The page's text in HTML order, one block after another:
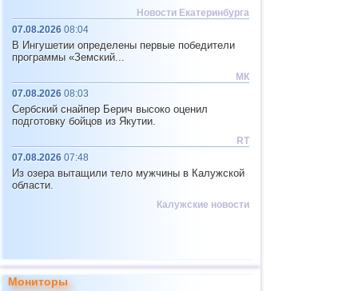
2,6...4,5 17
13
14 Гондурас
15 Китай
16 Гватемала 3,6...4,3
1
18 Чили
19
4,2 1
23 Коста-Рика
Новости Екатеринбурга
07.08.2026 08:04
В Ингушетии определены первые победители
программы «Земский...
МК
07.08.2026 08:03
Сербский снайпер Берич высоко оценил
подготовку бойцов из Якутии.
RT
07.08.2026 07:48
Из озера вытащили тело мужчины в Калужской
области.
Калужские новости
Мониторы